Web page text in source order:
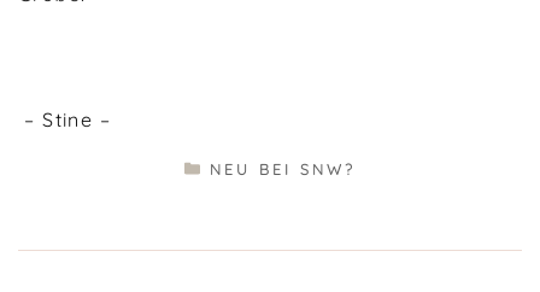
– Stine –
KATEGORIEN
NEU BEI SNW?